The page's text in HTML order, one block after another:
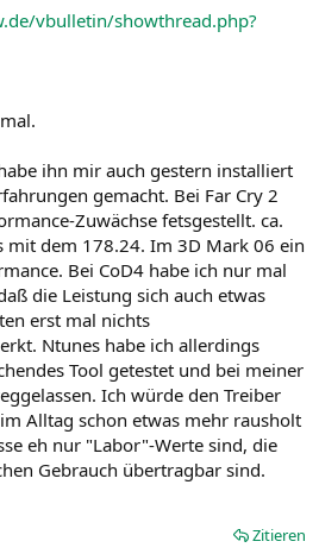
vbulletin/showthread.php?
ihn mir auch gestern installiert
gemacht. Bei Far Cry 2
Zuwächse fetsgestellt. ca.
mit dem 178.24. Im 3D Mark 06 ein
Bei CoD4 habe ich nur mal
die Leistung sich auch etwas
erst mal nichts
Ntunes habe ich allerdings
Tool getestet und bei meiner
Ich würde den Treiber
Alltag schon etwas mehr rausholt
eh nur "Labor"-Werte sind, die
Gebrauch übertragbar sind.
Zitieren